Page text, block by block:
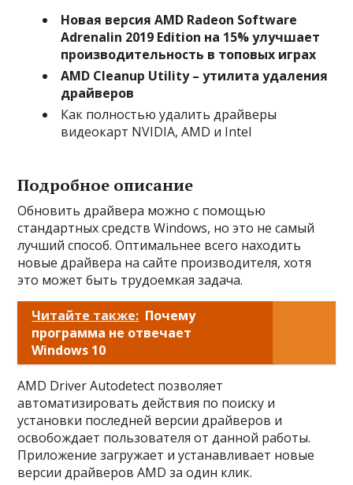
Новая версия AMD Radeon Software
Adrenalin 2019 Edition на 15% улучшает
производительность в топовых играх
AMD Cleanup Utility – утилита удаления
драйверов
Как полностью удалить драйверы
видеокарт NVIDIA, AMD и Intel
Подробное описание
Обновить драйвера можно с помощью
стандартных средств Windows, но это не самый
лучший способ. Оптимальнее всего находить
новые драйвера на сайте производителя, хотя
это может быть трудоемкая задача.
Читайте также: Почему
программа не отвечает
Windows 10
AMD Driver Autodetect позволяет
автоматизировать действия по поиску и
установки последней версии драйверов и
освобождает пользователя от данной работы.
Приложение загружает и устанавливает новые
версии драйверов AMD за один клик.